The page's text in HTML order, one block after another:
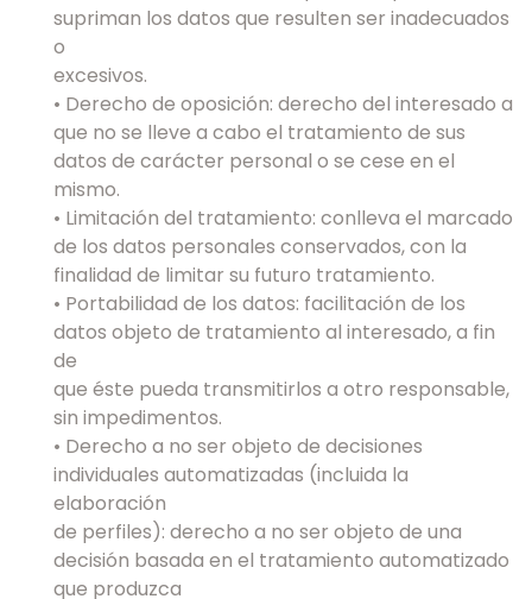
supriman los datos que resulten ser inadecuados
o
excesivos.
• Derecho de oposición: derecho del interesado a
que no se lleve a cabo el tratamiento de sus
datos de carácter personal o se cese en el
mismo.
• Limitación del tratamiento: conlleva el marcado
de los datos personales conservados, con la
finalidad de limitar su futuro tratamiento.
• Portabilidad de los datos: facilitación de los
datos objeto de tratamiento al interesado, a fin
de
que éste pueda transmitirlos a otro responsable,
sin impedimentos.
• Derecho a no ser objeto de decisiones
individuales automatizadas (incluida la
elaboración
de perfiles): derecho a no ser objeto de una
decisión basada en el tratamiento automatizado
que produzca